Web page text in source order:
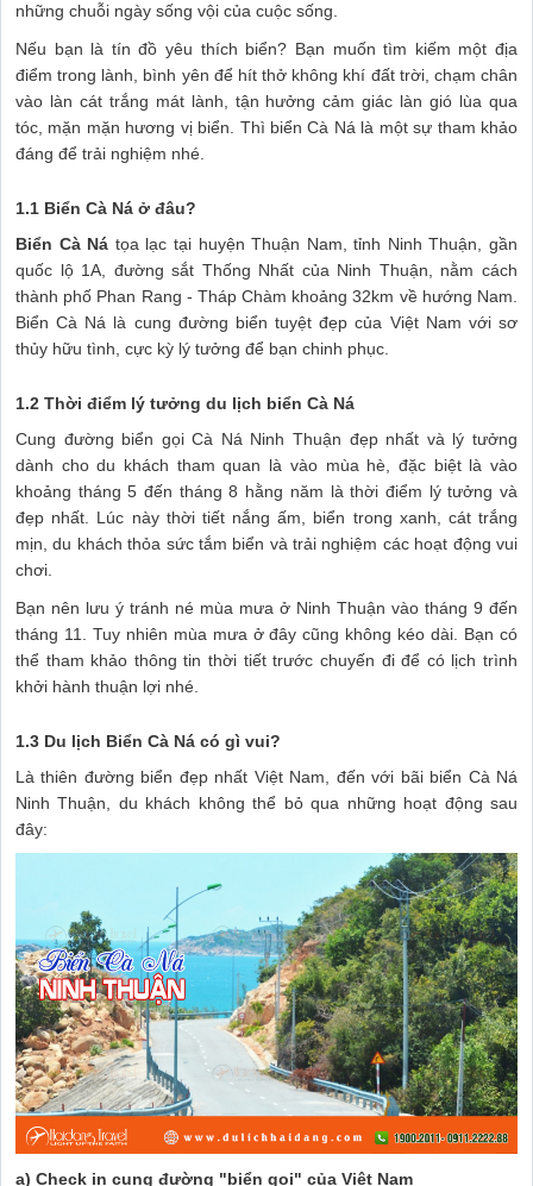
những chuỗi ngày sống vội của cuộc sống.
Nếu bạn là tín đồ yêu thích biển? Bạn muốn tìm kiếm một địa
điểm trong lành, bình yên để hít thở không khí đất trời, chạm chân
vào làn cát trắng mát lành, tận hưởng cảm giác làn gió lùa qua
tóc, mặn mặn hương vị biển. Thì biển Cà Ná là một sự tham khảo
đáng để trải nghiệm nhé.
1.1 Biển Cà Ná ở đâu?
Biển Cà Ná tọa lạc tại huyện Thuận Nam, tỉnh Ninh Thuận, gần
quốc lộ 1A, đường sắt Thống Nhất của Ninh Thuận, nằm cách
thành phố Phan Rang - Tháp Chàm khoảng 32km về hướng Nam.
Biển Cà Ná là cung đường biển tuyệt đẹp của Việt Nam với sơ
thủy hữu tình, cực kỳ lý tưởng để bạn chinh phục.
1.2 Thời điểm lý tưởng du lịch biển Cà Ná
Cung đường biển gọi Cà Ná Ninh Thuận đẹp nhất và lý tưởng
dành cho du khách tham quan là vào mùa hè, đặc biệt là vào
khoảng tháng 5 đến tháng 8 hằng năm là thời điểm lý tưởng và
đẹp nhất. Lúc này thời tiết nắng ấm, biển trong xanh, cát trắng
mịn, du khách thỏa sức tắm biển và trải nghiệm các hoạt động vui
chơi.
Bạn nên lưu ý tránh né mùa mưa ở Ninh Thuận vào tháng 9 đến
tháng 11. Tuy nhiên mùa mưa ở đây cũng không kéo dài. Bạn có
thể tham khảo thông tin thời tiết trước chuyến đi để có lịch trình
khởi hành thuận lợi nhé.
1.3 Du lịch Biển Cà Ná có gì vui?
Là thiên đường biển đẹp nhất Việt Nam, đến với bãi biển Cà Ná
Ninh Thuận, du khách không thể bỏ qua những hoạt động sau
đây:
a) Check in cung đường "biển gọi" của Việt Nam